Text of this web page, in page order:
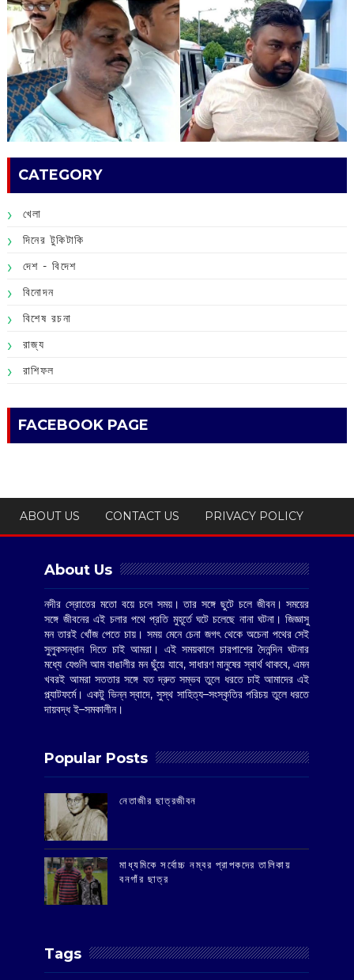
CATEGORY
খেলা
দিনের টুকিটাকি
দেশ - বিদেশ
বিনোদন
বিশেষ রচনা
রাজ্য
রাশিফল
FACEBOOK PAGE
ABOUT US CONTACT US PRIVACY POLICY
About Us
নদীর স্রোতের মতো বয়ে চলে সময়। তার সঙ্গে ছুটে চলে জীবন। সময়ের
সঙ্গে জীবনের এই চলার পথে প্রতি মুহূর্তে ঘটে চলেছে নানা ঘটনা। জিজ্ঞাসু
মন তারই খোঁজ পেতে চায়। সময় মেনে চেনা জগৎ থেকে অচেনা পথের সেই
সুলুকসন্ধান দিতে চাই আমরা। এই সময়কালে চারপাশের দৈনন্দিন ঘটনার
মধ্যে যেগুলি আম বাঙালীর মন ছুঁয়ে যাবে, সাধারণ মানুষের স্বার্থ থাকবে, এমন
খবরই আমরা সততার সঙ্গে যত দ্রুত সম্ভব তুলে ধরতে চাই আমাদের এই
প্ল্যাটফর্মে। একটু ভিন্ন স্বাদে, সুস্থ সাহিত্য–সংস্কৃতির পরিচয় তুলে ধরতে
দায়বদ্ধ ই–সমকালীন।
Popular Posts
‌নেতাজীর ছাত্রজীবন
মাধ্যমিকে সর্বোচ্চ নম্বর প্রাপকদের তালিকায়
বনগাঁর ছাত্র
Tags